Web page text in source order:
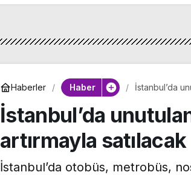
Haberler Haber İstanbul’da
İstanbul’da
artırmayla satılacak
İstanbul’da otobüs, metrobüs,